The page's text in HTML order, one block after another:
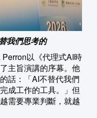
我們思考的
以《代理式AI時
主旨演講的序幕。他
話：「AI不替代我們
成工作的工具。」但
需要專業判斷，就越